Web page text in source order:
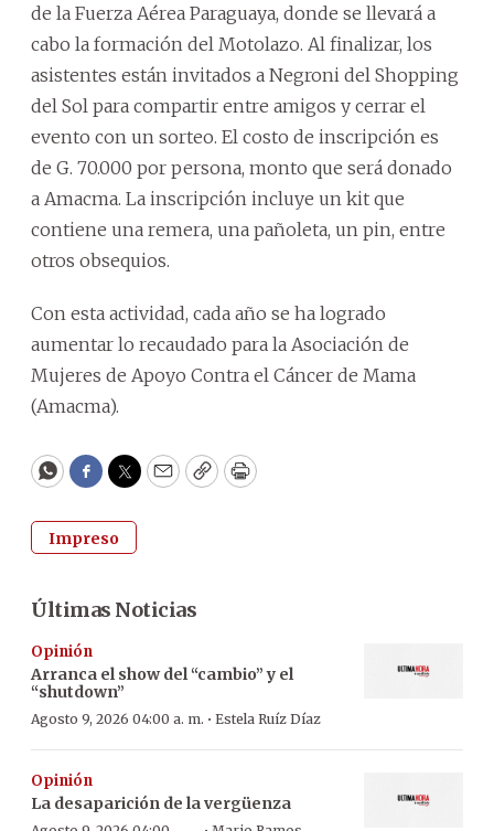
de la Fuerza Aérea Paraguaya, donde se llevará a
cabo la formación del Motolazo. Al finalizar, los
asistentes están invitados a Negroni del Shopping
del Sol para compartir entre amigos y cerrar el
evento con un sorteo. El costo de inscripción es
de G. 70.000 por persona, monto que será donado
a Amacma. La inscripción incluye un kit que
contiene una remera, una pañoleta, un pin, entre
otros obsequios.
Con esta actividad, cada año se ha logrado
aumentar lo recaudado para la Asociación de
Mujeres de Apoyo Contra el Cáncer de Mama
(Amacma).
WhatsApp
Facebook
Twitter
EmailCopyPrint
Impreso
Últimas Noticias
Opinión
Arranca el show del “cambio” y el
“shutdown”
Agosto 9, 2026 04:00 a. m. · Estela Ruíz Díaz
Opinión
La desaparición de la vergüenza